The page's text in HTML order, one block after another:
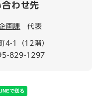
わせ先
画課 代表
4-1（12階）
829-1297